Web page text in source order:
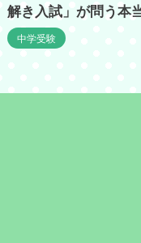
解き入試」が問う本
中学受験